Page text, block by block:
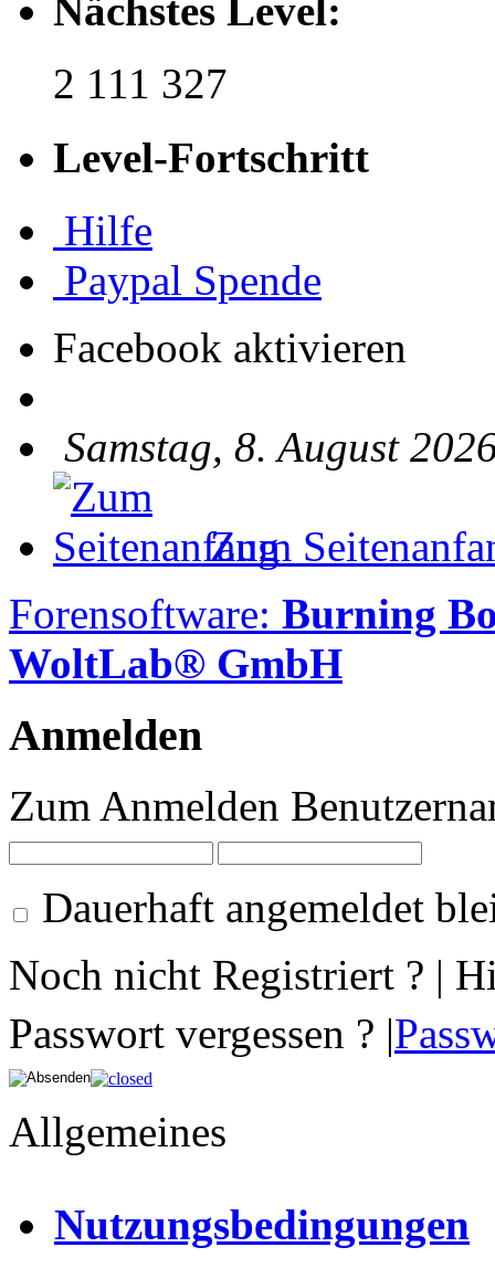
Nächstes Level:
2 111 327
Level-Fortschritt
Hilfe
Paypal Spende
Facebook aktivieren
Samstag, 8. August
Zum
Forensoftware: Burning
WoltLab® GmbH
Anmelden
Zum Anmelden
Dauerhaft angemeldet
Noch nicht Registriert ? |
Passwort vergessen ? |
Allgemeines
Nutzungsbedingungen